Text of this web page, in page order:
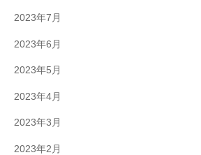
2023年7月
2023年6月
2023年5月
2023年4月
2023年3月
2023年2月